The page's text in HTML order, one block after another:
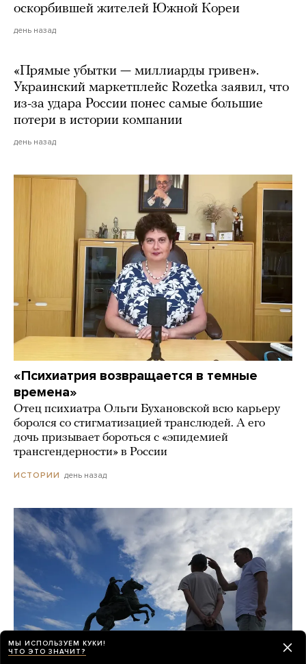
оскорбившей жителей Южной Кореи
день назад
«Прямые убытки — миллиарды гривен».
Украинский маркетплейс Rozetka заявил, что
из-за удара России понес самые большие
потери в истории компании
день назад
«Психиатрия возвращается в темные
времена»
Отец психиатра Ольги Бухановской всю карьеру
боролся со стигматизацией транслюдей. А его
дочь призывает бороться с «эпидемией
трансгендерности» в России
ИСТОРИИ день назад
МЫ ИСПОЛЬЗУЕМ КУКИ!
ЧТО ЭТО ЗНАЧИТ?